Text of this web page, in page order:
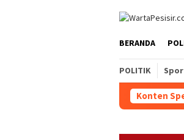
BERANDA
POLITIK
Konten